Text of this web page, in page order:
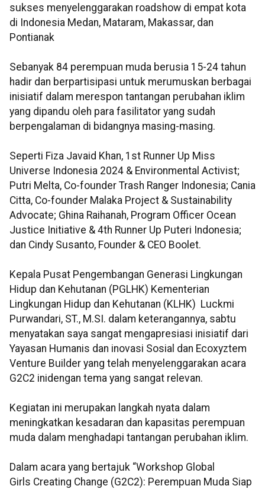
sukses menyelenggarakan roadshow di empat kota
di Indonesia Medan, Mataram, Makassar, dan
Pontianak
Sebanyak 84 perempuan muda berusia 15-24 tahun
hadir dan berpartisipasi untuk merumuskan berbagai
inisiatif dalam merespon tantangan perubahan iklim
yang dipandu oleh para fasilitator yang sudah
berpengalaman di bidangnya masing-masing.
Seperti Fiza Javaid Khan, 1st Runner Up Miss
Universe Indonesia 2024 & Environmental Activist;
Putri Melta, Co-founder Trash Ranger Indonesia; Cania
Citta, Co-founder Malaka Project & Sustainability
Advocate; Ghina Raihanah, Program Officer Ocean
Justice Initiative & 4th Runner Up Puteri Indonesia;
dan Cindy Susanto, Founder & CEO Boolet.
Kepala Pusat Pengembangan Generasi Lingkungan
Hidup dan Kehutanan (PGLHK) Kementerian
Lingkungan Hidup dan Kehutanan (KLHK) Luckmi
Purwandari, ST., M.SI. dalam keterangannya, sabtu
menyatakan saya sangat mengapresiasi inisiatif dari
Yayasan Humanis dan inovasi Sosial dan Ecoxyztem
Venture Builder yang telah menyelenggarakan acara
G2C2 inidengan tema yang sangat relevan.
Kegiatan ini merupakan langkah nyata dalam
meningkatkan kesadaran dan kapasitas perempuan
muda dalam menghadapi tantangan perubahan iklim.
Dalam acara yang bertajuk “Workshop Global
Girls Creating Change (G2C2): Perempuan Muda Siap